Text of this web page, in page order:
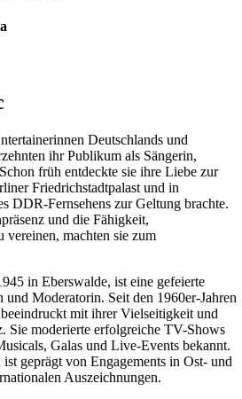
Deutschlands und
ihr Publikum als Sängerin,
früh entdeckte sie ihre Liebe zur
Friedrichstadtpalast und in
DDR-Fernsehens zur Geltung brachte.
und die Fähigkeit,
vereinen, machten sie zum
in Eberswalde, ist eine gefeierte
und Moderatorin. Seit den 1960er-Jahren
mit ihrer Vielseitigkeit und
Sie moderierte erfolgreiche TV-Shows
Galas und Live-Events bekannt.
geprägt von Engagements in Ost- und
Auszeichnungen.